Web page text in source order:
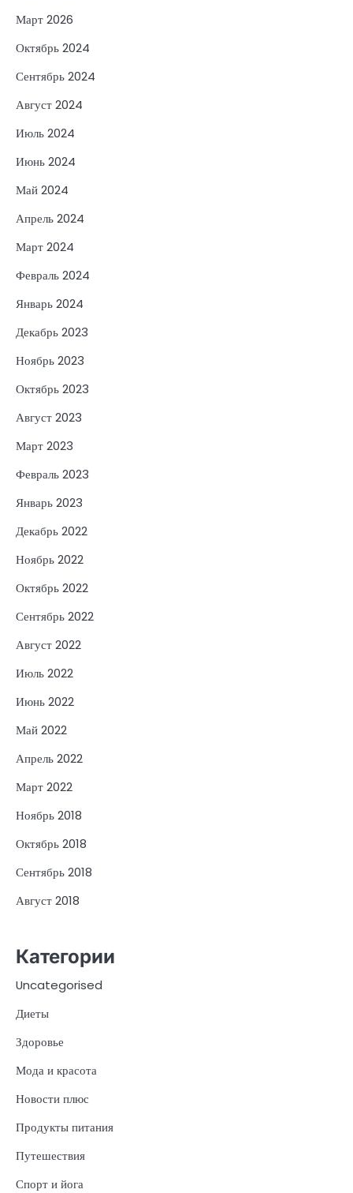
Март 2026
Октябрь 2024
Сентябрь 2024
Август 2024
Июль 2024
Июнь 2024
Май 2024
Апрель 2024
Март 2024
Февраль 2024
Январь 2024
Декабрь 2023
Ноябрь 2023
Октябрь 2023
Август 2023
Март 2023
Февраль 2023
Январь 2023
Декабрь 2022
Ноябрь 2022
Октябрь 2022
Сентябрь 2022
Август 2022
Июль 2022
Июнь 2022
Май 2022
Апрель 2022
Март 2022
Ноябрь 2018
Октябрь 2018
Сентябрь 2018
Август 2018
Категории
Uncategorised
Диеты
Здоровье
Мода и красота
Новости плюс
Продукты питания
Путешествия
Спорт и йога